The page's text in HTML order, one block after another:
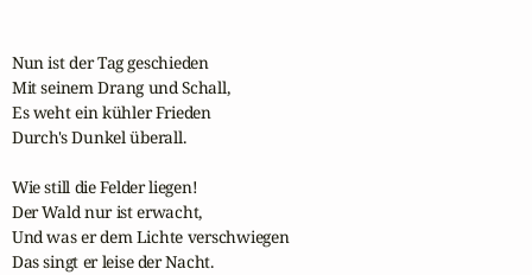
Nun ist der Tag geschieden
Mit seinem Drang und Schall,
Es weht ein kühler Frieden
Durch's Dunkel überall.
Wie still die Felder liegen!
Der Wald nur ist erwacht,
Und was er dem Lichte verschwiegen
Das singt er leise der Nacht.